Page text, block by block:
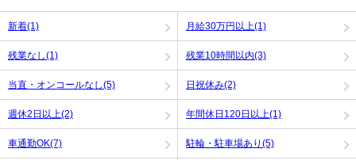
新着(1) 月給30万円以上(1)
残業なし(1) 残業10時間以内(3)
当直・オンコールなし(5) 日祝休み(2)
週休2日以上(2) 年間休日120日以上(1)
車通勤OK(7) 駐輪・駐車場あり(5)